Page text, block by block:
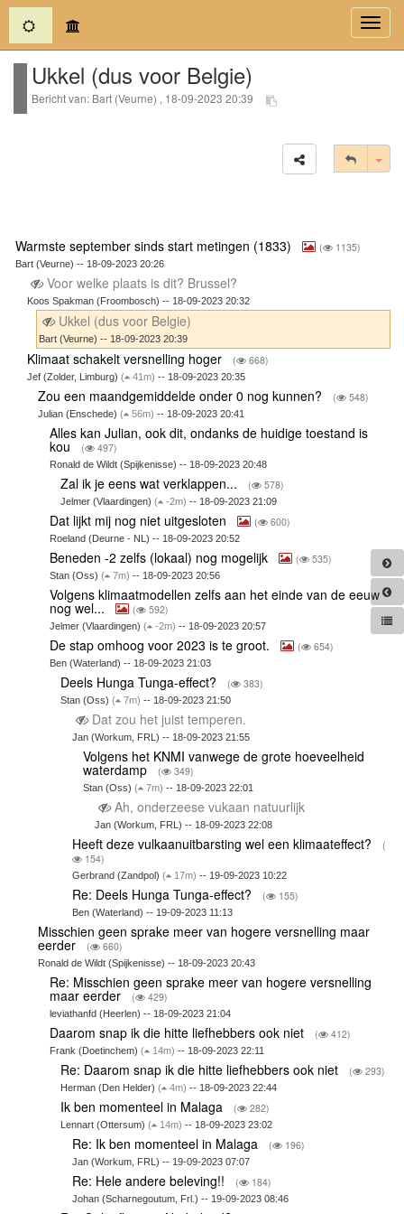
(current)
Ukkel (dus voor Belgie)
Bericht van: Bart (Veurne) , 18-09-2023 20:39
Warmste september sinds start metingen (1833) ( 1135)
Bart (Veurne) -- 18-09-2023 20:26
Voor welke plaats is dit? Brussel?
Koos Spakman (Froombosch) -- 18-09-2023 20:32
Ukkel (dus voor Belgie)
Bart (Veurne) -- 18-09-2023 20:39
Klimaat schakelt versnelling hoger ( 668)
Jef (Zolder, Limburg) ( 41m) -- 18-09-2023 20:35
Zou een maandgemiddelde onder 0 nog kunnen? ( 548)
Julian (Enschede)( 56m) -- 18-09-2023 20:41
Alles kan Julian, ook dit, ondanks de huidige toestand is
kou ( 497)
Ronald de Wildt (Spijkenisse) -- 18-09-2023 20:48
Zal ik je eens wat verklappen... ( 578)
Jelmer (Vlaardingen)( -2m) -- 18-09-2023 21:09
Dat lijkt mij nog niet uitgesloten ( 600)
Roeland (Deurne - NL) -- 18-09-2023 20:52
Beneden -2 zelfs (lokaal) nog mogelijk ( 535)
Stan (Oss) ( 7m) -- 18-09-2023 20:56
Volgens klimaatmodellen zelfs aan het einde van de eeuw
nog wel... ( 592)
Jelmer (Vlaardingen) ( -2m) -- 18-09-2023 20:57
De stap omhoog voor 2023 is te groot. ( 654)
Ben (Waterland) -- 18-09-2023 21:03
Deels Hunga Tunga-effect? ( 383)
Stan (Oss)( 7m) -- 18-09-2023 21:50
Dat zou het juist temperen.
Jan (Workum, FRL) -- 18-09-2023 21:55
Volgens het KNMI vanwege de grote hoeveelheid
waterdamp ( 349)
Stan (Oss)( 7m) -- 18-09-2023 22:01
Ah, onderzeese vukaan natuurlijk
Jan (Workum, FRL) -- 18-09-2023 22:08
Heeft deze vulkaanuitbarsting wel een klimaateffect?
(
154)
Gerbrand (Zandpol) ( 17m) -- 19-09-2023 10:22
Re: Deels Hunga Tunga-effect? ( 155)
Ben (Waterland) -- 19-09-2023 11:13
Misschien geen sprake meer van hogere versnelling maar
eerder ( 660)
Ronald de Wildt (Spijkenisse) -- 18-09-2023 20:43
Re: Misschien geen sprake meer van hogere versnelling
maar eerder ( 429)
leviathanfd (Heerlen) -- 18-09-2023 21:04
Daarom snap ik die hitte liefhebbers ook niet ( 412)
Frank (Doetinchem) ( 14m) -- 18-09-2023 22:11
Re: Daarom snap ik die hitte liefhebbers ook niet ( 293)
Herman (Den Helder)( 4m) -- 18-09-2023 22:44
Ik ben momenteel in Malaga ( 282)
Lennart (Ottersum)( 14m) -- 18-09-2023 23:02
Re: Ik ben momenteel in Malaga ( 196)
Jan (Workum, FRL) -- 19-09-2023 07:07
Re: Hele andere beleving!! ( 184)
Johan (Scharnegoutum, Frl.) -- 19-09-2023 08:46